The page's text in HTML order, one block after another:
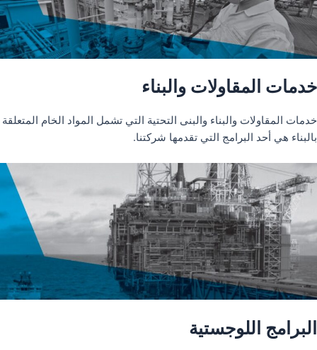
خدمات المقاولات والبناء
خدمات المقاولات والبناء والبنى التحتية التي تشمل المواد الخام المتعلقة
بالبناء هي أحد البرامج التي تقدمها شركتنا.
البرامج اللوجستية